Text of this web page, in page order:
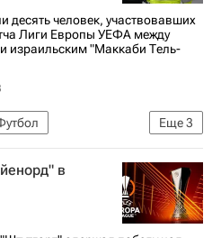
десять человек, участвовавших
Лиги Европы УЕФА между
израильским "Маккаби Тель-
Еще3
Астон Вилла
в